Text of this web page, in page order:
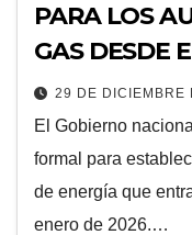
PARA LOS
GAS DESDE
29 DE DICIEMBRE
El Gobierno
formal para
de energía que
enero de 2026.…